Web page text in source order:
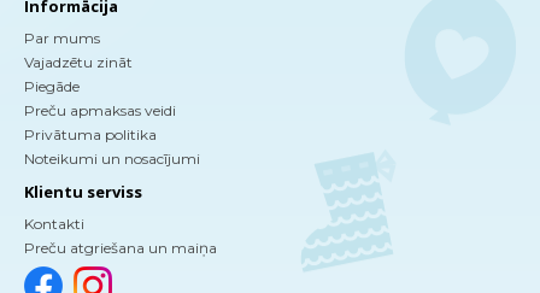
Informācija
Par mums
Vajadzētu zināt
Piegāde
Preču apmaksas veidi
Privātuma politika
Noteikumi un nosacījumi
Klientu serviss
Kontakti
Preču atgriešana un maiņa